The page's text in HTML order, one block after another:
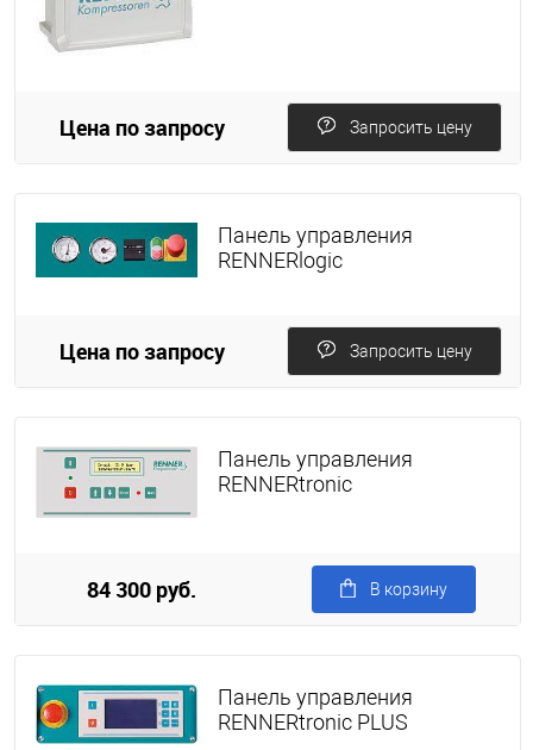
Цена по запросу Запросить цену
Панель управления
RENNERlogic
Цена по запросу Запросить цену
Панель управления
RENNERtronic
84 300 руб. В корзину
Панель управления
RENNERtronic PLUS